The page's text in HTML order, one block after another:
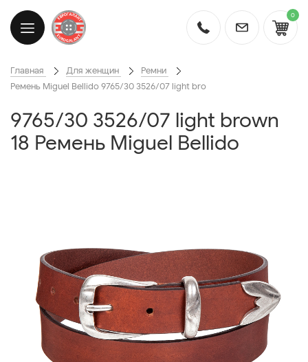
0
Главная Для женщин
Ремни
Ремень Miguel Bellido 9765/30 3526/07 light bro
9765/30 3526/07 light brown
18 Ремень Miguel Bellido